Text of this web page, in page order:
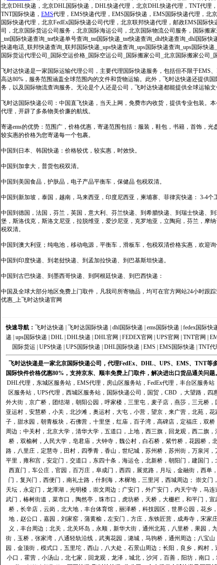
北京DHL快递，北京DHL国际快递，DHL快递代理，北京DHL快递代理，TNT代理
TNT国际快递， EMS代理，EMS快递代理，EMS国际快递，EMS国际快递代理，北
国际快递代理，北京FedEx国际快递公司代理，北京联邦快递代理，邮政EMS国际
司，北京国际货运公司服务，北京国际海运公司，北京国际物流公司服务，国际搬
_tnt国际快递查询_tnt快递单号查询_tnt国际快递_tnt快递查询_dhl快递查询_dhl国际
快递电话_联邦快递查询_联邦国际快递_ups快递查询_ups国际快递查询_ups国际快
国际货运代理公司_国际空运价格_国际空运公司_国际搬家公司_北京国际搬家公司_
飞时达快递是一家国际运输代理公司，主要代理国际快递服务，包括但不限于EMS
高达80%，服务范围涵盖全球范围内的文件和货物运输。此外，飞时达快递还提供
务，以及国际物流查询服务。无论是个人还是公司，飞时达快递都能提供全球运输
飞时达国际快递公司：中国直飞快递，当天上网，免费市内收货，提供专业包装。
代理，开辟了多条物美价廉的航线。
寄递ems的优势：范围广，价格优惠，寄递范围包括：服装，鞋包，书籍，首饰，
较实惠的价格为您寄递每一个包裹。
中国到日本、韩国快递：价格较优，较实惠，时效快。
中国到加拿大，普货包税双清。
中国到美国食品，护肤品，电子产品平衡车，保健品 包税双清。
中国到新加坡，泰国，越南，马来西亚，印度尼西亚，柬埔寨、菲律宾快递： 3-4个
中国到德国，法国，芬兰，英国，意大利、芬兰快递、到希腊快递、到瑞士快递、
堡，斯洛伐克，斯洛文尼亚，拉脱维亚，爱沙尼亚，克罗地亚，立陶宛，芬兰，摩
税双清。
中国到澳大利亚；纯电池，移动电源，平衡车，滑板车，包税双清价格实惠，欢迎
中国到印度快递、到老挝快递、到孟加拉快递、到巴基斯坦快递。
中国到古巴快递、到墨西哥快递、到阿根廷快递、到巴西快递：
中国及全球大部分地区免费上门取件，凡我司所寄物品，均可在官方网站24小时跟
优惠_上飞时达快递官网
快速导航： 飞时达快递 飞时达国际快递 dhl国际快递 ems国际快递
fedex国际快
递
ups国际快递 DHL DHL快递 DHL官网 FEDEX官网 UPS官网 TNT官网
国际货运| UPS快递 UPS国际快递 DHL国际快递 EMS EMS国际快递 TNT代
飞时达快递是一家北京国际快递公司，代理FedEx、DHL、UPS、EMS、TNT
国际快件价格优惠80%，支持京东、顺丰免费上门取件，解决进出口货品通关问题
DHL代理 ， 东城区服务站 ， EMS代理 ， 房山区服务站 ， FedEx代理 ， 丰台区服务站
区服务站， UPS代理 ， 西城区服务站， 国际快递公司 ，国贸，CBD ，大望路，
外大街，京广桥，团结湖，朝阳公园，呼家楼，三里屯，麦子店，燕莎，三元桥
亚运村，安慧桥，小关，北沙滩，奥运村，大屯，小营，望京，来广营，北苑，
子，甜水园，朝青板块，石佛营，十里堡，红庙，百子湾，高碑店，定福庄，双
周边；中关村，北京大学，清华大学，五道口，上地，西三旗，回龙观，西二旗
桥，双榆树，人民大学，皂君庙，大钟寺，魏公村，白石桥，紫竹桥，花园桥
路，八里庄，定慧寺，田村，四季青，香山，世纪城，苏州桥，苏州街，万泉河
平里，雍和宫，安定门，交道口，东四十条，海运仓，北新桥，朝阳门，建国门
西直门，车公庄，官园，百万庄，阜成门，西四，展览路，月坛，金融街，西
门，复兴门，西便门，南礼士路，什刹海，木樨地，三里河，西城周边； 崇文
天坛，永定门，龙潭湖，光明楼，崇文周边；广安门，外广安门，内天宁寺，马
武门，椿树街道，菜市口，陶然亭，珠市口，虎坊桥，天桥，大栅栏，和平门，
桥，长辛店，云岗，北大地，丰台体育馆，丽泽桥，科技园区，世界公园，花
地，赵公口，嘉园，刘家窑，蒲黄榆，左安门，方庄，东铁匠营，成寿寺，宋
义，丰台周边；北关，北关环岛，永顺，新华大街，通州北苑，八里桥，果园
街，玉桥，张家湾，八通轻轨沿线，武夷花园，潞城，马驹桥，通州周边；八宝
园，金顶街，模式口，五里坨，西山，八大处，石景山周边；长阳，良乡，阎村
小口，霍营，小汤山，北七家，回龙观，龙泽，城北，沙河，百善，阳坊，南口